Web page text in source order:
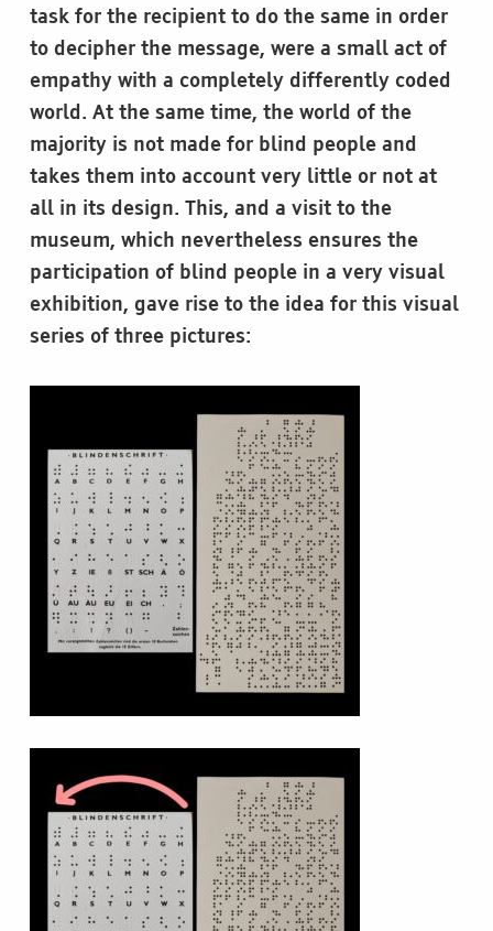
task for the recipient to do the same in order
to decipher the message, were a small act of
empathy with a completely differently coded
world. At the same time, the world of the
majority is not made for blind people and
takes them into account very little or not at
all in its design. This, and a visit to the
museum, which nevertheless ensures the
participation of blind people in a very visual
exhibition, gave rise to the idea for this visual
series of three pictures: